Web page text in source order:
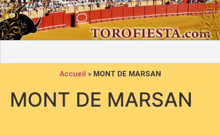
Accueil » MONT DE MARSAN
MONT DE MARSAN